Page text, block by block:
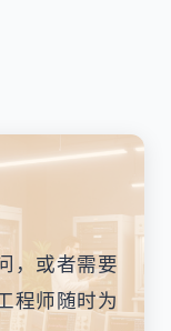
，或者需要
程师随时为